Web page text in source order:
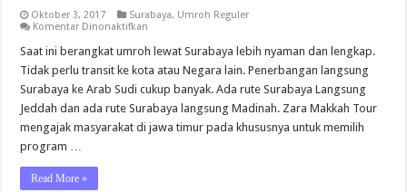
Oktober 3, 2017 Surabaya, Umroh Reguler
Komentar Dinonaktifkan
Surabaya
Lebih
Nyaman
bersama
Zara
Makkah
Tour
Saat ini berangkat umroh lewat Surabaya lebih nyaman dan lengkap.
Tidak perlu transit ke kota atau Negara lain. Penerbangan langsung
Surabaya ke Arab Sudi cukup banyak. Ada rute Surabaya Langsung
Jeddah dan ada rute Surabaya langsung Madinah. Zara Makkah Tour
mengajak masyarakat di jawa timur pada khususnya untuk memilih
program …
Read More »